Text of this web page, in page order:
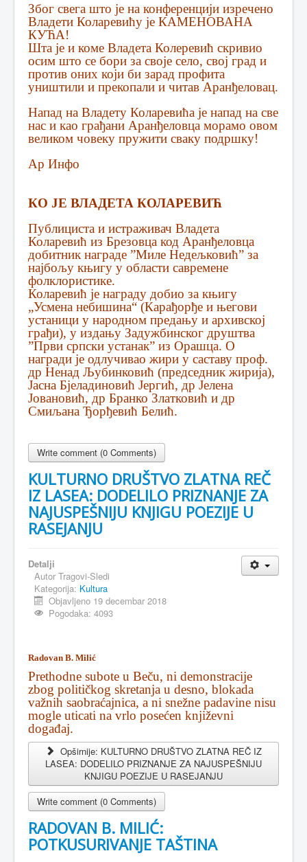
Због свега што је на конференцији изречено
Владети Коларевићу је КАМЕНОВАНА
КУЋА!
Шта је и коме Владета Колеревић скривио
осим што се бори за своје село, свој град и
против оних који би зарад профита
уништили и прекопали и читав Аранђеловац.
Напад на Владету Коларевића је напад на све
нас и као грађани Аранђеловца морамо овом
великом човеку пружити сваку подршку!
Ар Инфо
КО ЈЕ ВЛАДЕТА КОЛАРЕВИЋ
Публициста и истраживач Владета
Коларевић из Брезовца код Аранђеловца
добитник награде ”Миле Недељковић” за
најбољу књигу у области савремене
фолклористике.
Коларевић је награду добио за књигу
„Усмена небишина“ (Карађорђе и његови
устаници у народном предању и архивској
грађи), у издању Задужбинског друштва
”Први српски устанак” из Орашца. О
награди је одлучивао жири у саставу проф.
др Ненад Љубинковић (председник жирија),
Јасна Бјеладиновић Јергић, др Јелена
Јовановић, др Бранко Златковић и др
Смиљана Ђорђевић Белић.
Write comment (0 Comments)
KULTURNO DRUŠTVO ZLATNA REČ
IZ LASEA: DODELILO PRIZNANJE ZA
NAJUSPEŠNIJU KNJIGU POEZIJE U
RASEJANJU
Detalji
Autor Tragovi-Sledi
Kategorija: Kultura
Objavljeno 19 decembar 2018
Pogodaka: 4093
Radovan B. Milić
Prethodne subote u Beču, ni demonstracije
zbog političkog skretanja u desno, blokada
važnih saobraćajnica, a ni snežne padavine nisu
mogle uticati na vrlo posećen književni
događaj.
Opširnije: KULTURNO DRUŠTVO ZLATNA REČ IZ
LASEA: DODELILO PRIZNANJE ZA NAJUSPEŠNIJU
KNJIGU POEZIJE U RASEJANJU
Write comment (0 Comments)
RADOVAN B. MILIĆ:
POTKUSURIVANJE TAŠTINA